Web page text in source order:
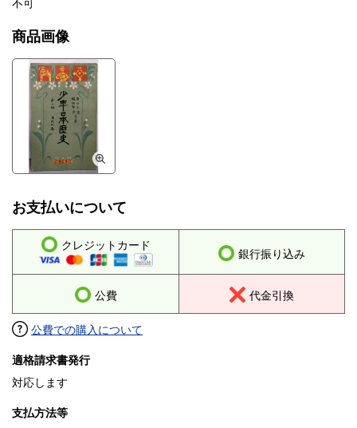
不可
商品画像
お支払いについて
クレジットカード
銀行振り込み
公費 代金引換
公費での購入について
適格請求書発行
対応します
支払方法等